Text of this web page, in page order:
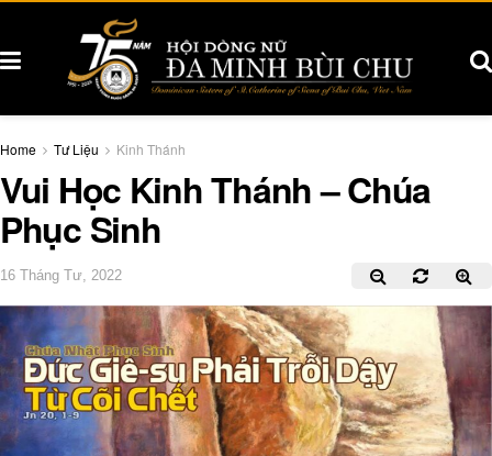
Home Tư Liệu Kinh Thánh
Vui Học Kinh Thánh – Chúa
Phục Sinh
16 Tháng Tư, 2022